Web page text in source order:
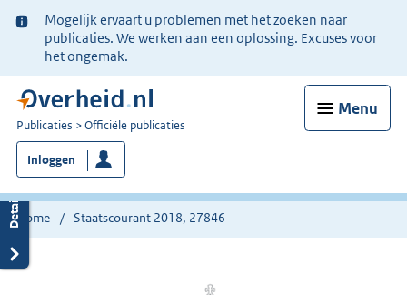
Ter
informatie:
Mogelijk ervaart u problemen met het zoeken naar
publicaties. We werken aan een oplossing. Excuses voor
het ongemak.
Menu
U
bent
nu
hier:
Publicaties Officiële publicaties
Inloggen
Home Staatscourant 2018, 27846